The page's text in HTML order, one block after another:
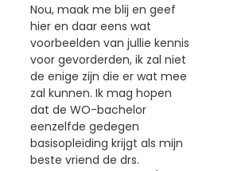
Nou, maak me blij en geef
hier en daar eens wat
voorbeelden van jullie kennis
voor gevorderden, ik zal niet
de enige zijn die er wat mee
zal kunnen. Ik mag hopen
dat de WO-bachelor
eenzelfde gedegen
basisopleiding krijgt als mijn
beste vriend de drs.